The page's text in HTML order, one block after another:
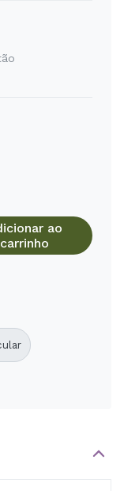
ao
carrinho